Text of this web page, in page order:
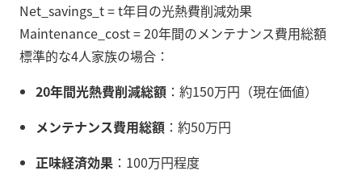
Net_savings_t = t年目の光熱費削減効果
Maintenance_cost = 20年間のメンテナンス費用総額
標準的な4人家族の場合：
20年間光熱費削減総額 ：約150万円（現在価値）
メンテナンス費用総額 ：約50万円
正味経済効果 ：100万円程度